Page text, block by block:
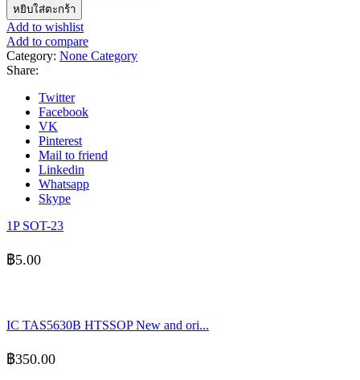
2SD1978
D1978
TO-
92
ชิ้น
หยิบใส่ตะกร้า
Add to wishlist
Add to compare
Category: None Category
Share:
Twitter
Facebook
VK
Pinterest
Mail to friend
Linkedin
Whatsapp
Skype
1P SOT-23
฿5.00
IC TAS5630B HTSSOP New and ori...
฿350.00